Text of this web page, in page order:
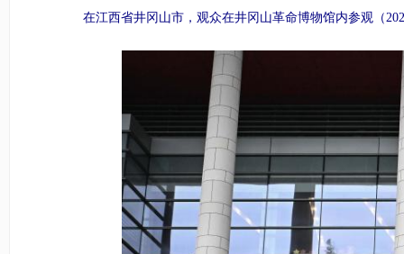
在江西省井冈山市，观众在井冈山革命博物馆内参观（